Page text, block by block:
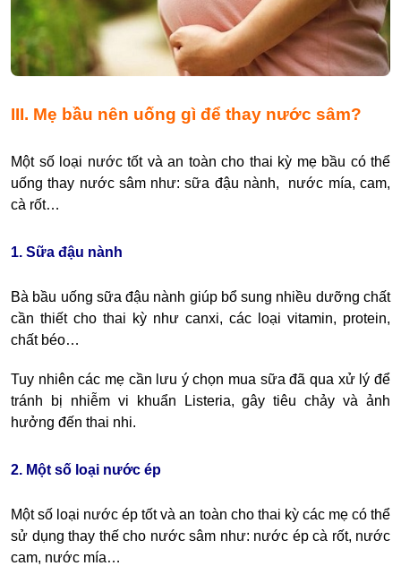
III. Mẹ bầu nên uống gì để thay nước sâm?
Một số loại nước tốt và an toàn cho thai kỳ mẹ bầu có thể
uống thay nước sâm như: sữa đậu nành, nước mía, cam,
cà rốt…
1. Sữa đậu nành
Bà bầu uống sữa đậu nành giúp bổ sung nhiều dưỡng chất
cần thiết cho thai kỳ như canxi, các loại vitamin, protein,
chất béo…
Tuy nhiên các mẹ cần lưu ý chọn mua sữa đã qua xử lý để
tránh bị nhiễm vi khuẩn Listeria, gây tiêu chảy và ảnh
hưởng đến thai nhi.
2. Một số loại nước ép
Một số loại nước ép tốt và an toàn cho thai kỳ các mẹ có thể
sử dụng thay thế cho nước sâm như: nước ép cà rốt, nước
cam, nước mía…